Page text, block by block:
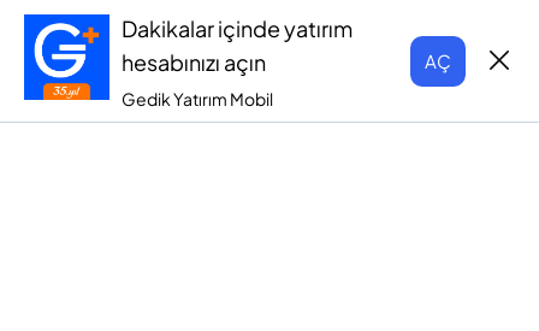
Dakikalar içinde yatırım
hesabınızı açın
Gedik Yatırım Mobil
AÇ